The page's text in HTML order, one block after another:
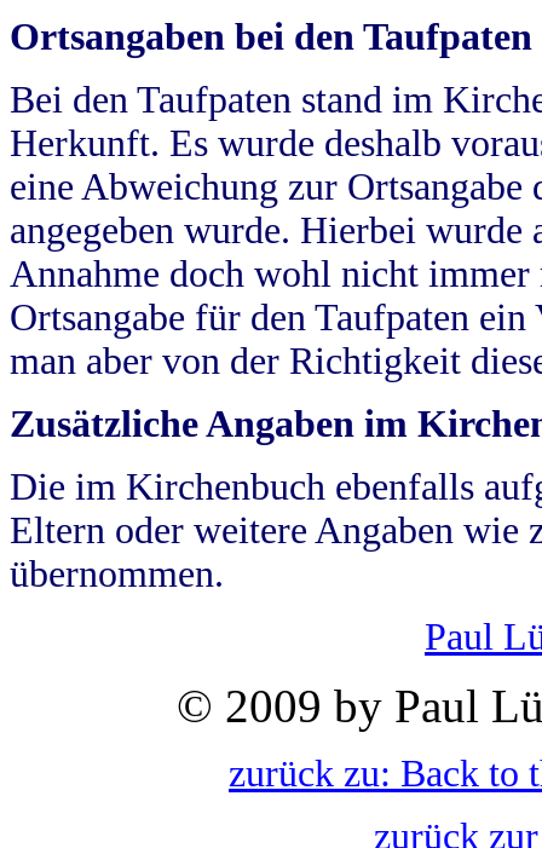
Ortsangaben bei den Taufpaten
Bei den Taufpaten stand im
Herkunft. Es wurde deshalb
eine Abweichung zur
angegeben wurde. Hierbei wurde
Annahme doch wohl nicht
Ortsangabe für den Taufpaten
man aber von der Richtigkeit
Zusätzliche Angaben im
Die im Kirchenbuch ebenfalls
Eltern oder weitere Angaben wie
übernommen.
Paul
© 2009 by Paul
zurück zu: Back to
zurück